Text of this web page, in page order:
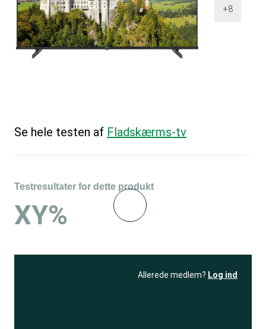
+8
Se hele testen af Fladskærms-tv
Testresultater for dette produkt
XY%
Allerede medlem? Log ind